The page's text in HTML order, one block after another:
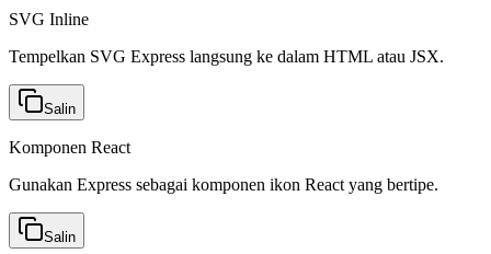
SVG Inline
Tempelkan SVG Express langsung ke dalam HTML atau JSX.
Salin
Komponen React
Gunakan Express sebagai komponen ikon React yang bertipe.
Salin